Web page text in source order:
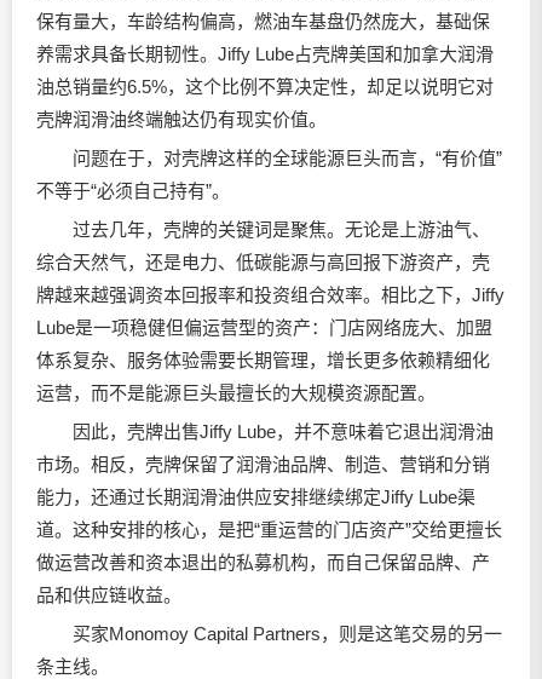
保有量大，车龄结构偏高，燃油车基盘仍然庞大，基础保
养需求具备长期韧性。Jiffy Lube占壳牌美国和加拿大润滑
油总销量约6.5%，这个比例不算决定性，却足以说明它对
壳牌润滑油终端触达仍有现实价值。
问题在于，对壳牌这样的全球能源巨头而言，“有价值”
不等于“必须自己持有”。
过去几年，壳牌的关键词是聚焦。无论是上游油气、
综合天然气，还是电力、低碳能源与高回报下游资产，壳
牌越来越强调资本回报率和投资组合效率。相比之下，Jiffy
Lube是一项稳健但偏运营型的资产：门店网络庞大、加盟
体系复杂、服务体验需要长期管理，增长更多依赖精细化
运营，而不是能源巨头最擅长的大规模资源配置。
因此，壳牌出售Jiffy Lube，并不意味着它退出润滑油
市场。相反，壳牌保留了润滑油品牌、制造、营销和分销
能力，还通过长期润滑油供应安排继续绑定Jiffy Lube渠
道。这种安排的核心，是把“重运营的门店资产”交给更擅长
做运营改善和资本退出的私募机构，而自己保留品牌、产
品和供应链收益。
买家Monomoy Capital Partners，则是这笔交易的另一
条主线。